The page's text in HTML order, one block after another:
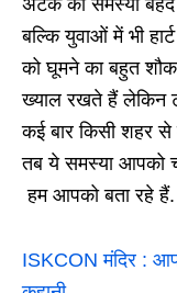
बल्कि युवाओं में भी
को घूमने का बहुत शौक
ख्याल रखते हैं लेकिन
कई बार किसी शहर
तब ये समस्या आपको
हम आपको बता रहे हैं.
ISKCON मंदिर :